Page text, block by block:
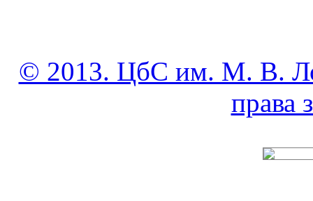
© 2013. ЦбС им. М. В.
права